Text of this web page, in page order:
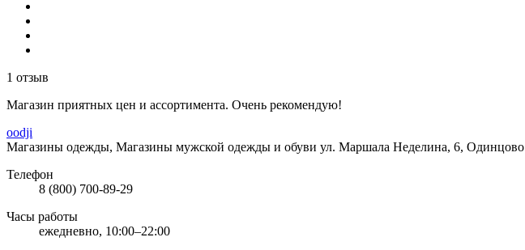
1 отзыв
Магазин приятных цен и ассортимента. Очень рекомендую!
oodji
Магазины одежды, Магазины мужской одежды и обуви ул. Маршала Неделина, 6, Одинцово
Телефон
8 (800) 700-89-29
Часы работы
ежедневно, 10:00–22:00